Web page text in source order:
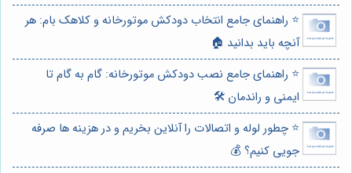
⭐️ راهنمای جامع انتخاب دودکش موتورخانه و کلاهک بام: هر
آنچه باید بدانید 🏠
⭐️ راهنمای جامع نصب دودکش موتورخانه: گام به گام تا
ایمنی و راندمان 🛠️
⭐️ چطور لوله و اتصالات را آنلاین بخریم و در هزینه ها صرفه
جویی کنیم؟ 💰